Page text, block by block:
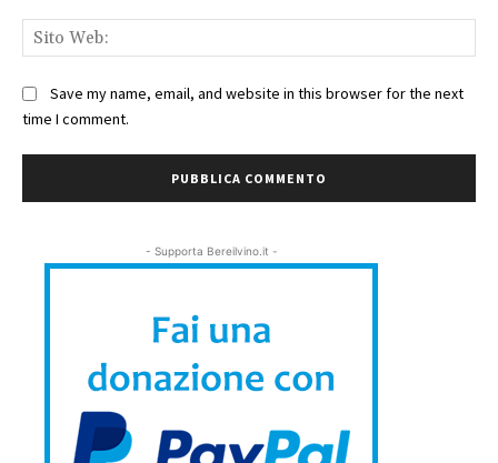
Save my name, email, and website in this browser for the next
time I comment.
- Supporta Bereilvino.it -